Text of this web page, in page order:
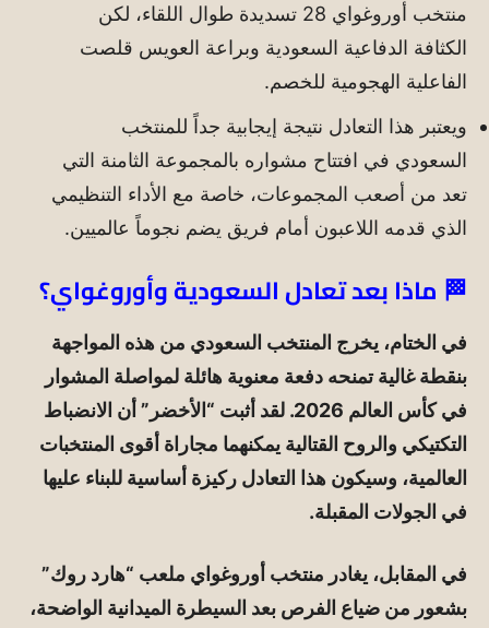
منتخب أوروغواي 28 تسديدة طوال اللقاء، لكن
الكثافة الدفاعية السعودية وبراعة العويس قلصت
الفاعلية الهجومية للخصم.
ويعتبر هذا التعادل نتيجة إيجابية جداً للمنتخب
السعودي في افتتاح مشواره بالمجموعة الثامنة التي
تعد من أصعب المجموعات، خاصة مع الأداء التنظيمي
الذي قدمه اللاعبون أمام فريق يضم نجوماً عالميين.
🏁 ماذا بعد تعادل السعودية وأوروغواي؟
في الختام، يخرج المنتخب السعودي من هذه المواجهة
بنقطة غالية تمنحه دفعة معنوية هائلة لمواصلة المشوار
في كأس العالم 2026. لقد أثبت “الأخضر” أن الانضباط
التكتيكي والروح القتالية يمكنهما مجاراة أقوى المنتخبات
العالمية، وسيكون هذا التعادل ركيزة أساسية للبناء عليها
في الجولات المقبلة.
في المقابل، يغادر منتخب أوروغواي ملعب “هارد روك”
بشعور من ضياع الفرص بعد السيطرة الميدانية الواضحة،